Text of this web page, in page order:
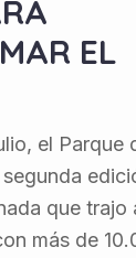
EL
el Parque
que trajo
más de